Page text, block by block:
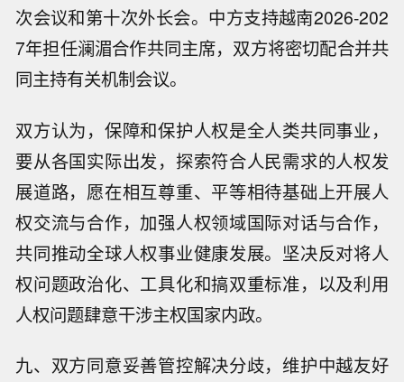
次会议和第十次外长会。中方支持越南2026-202
7年担任澜湄合作共同主席，双方将密切配合并共
同主持有关机制会议。
双方认为，保障和保护人权是全人类共同事业，
要从各国实际出发，探索符合人民需求的人权发
展道路，愿在相互尊重、平等相待基础上开展人
权交流与合作，加强人权领域国际对话与合作，
共同推动全球人权事业健康发展。坚决反对将人
权问题政治化、工具化和搞双重标准，以及利用
人权问题肆意干涉主权国家内政。
九、双方同意妥善管控解决分歧，维护中越友好